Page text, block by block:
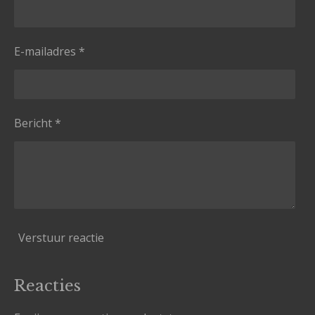
E-mailadres *
Bericht *
Verstuur reactie
Reacties